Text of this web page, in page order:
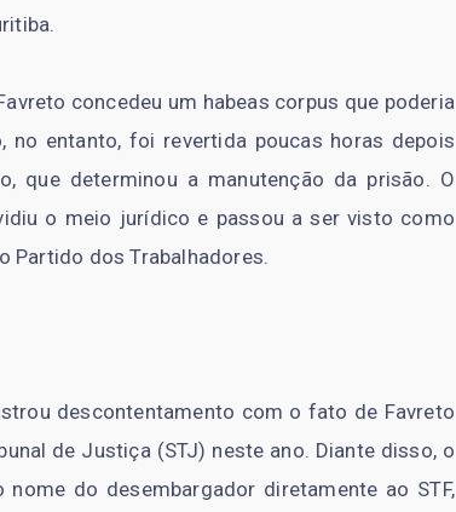
concedeu um habeas corpus que poderia
entanto, foi revertida poucas horas depois
que determinou a manutenção da prisão. O
o meio jurídico e passou a ser visto como
Partido dos Trabalhadores.
descontentamento com o fato de Favreto
de Justiça (STJ) neste ano. Diante disso, o
do desembargador diretamente ao STF,